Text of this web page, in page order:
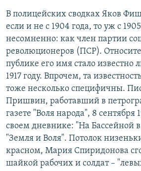
В полицейских сводках Яков
если и не с 1904 года, то уж с
несомненно: как член партии
революционеров (ПСР).
публике его имя стало известно
1917 году. Впрочем, та
тоже несколько специфичны.
Пришвин, работавший в
газете "Воля народа", 8 сентября
своем дневнике: "На Бассейной в
"Земля и Воля". Потолок
красном, Мария Спиридонова
шайкой рабочих и солдат –